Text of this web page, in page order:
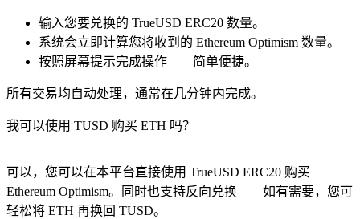
输入您要兑换的 TrueUSD ERC20 数量。
系统会立即计算您将收到的 Ethereum Optimism 数量。
按照屏幕提示完成操作——简单便捷。
所有交易均自动处理，通常在几分钟内完成。
我可以使用 TUSD 购买 ETH 吗？
可以，您可以在本平台直接使用 TrueUSD ERC20 购买
Ethereum Optimism。同时也支持反向兑换——如有需要，您可
轻松将 ETH 再换回 TUSD。